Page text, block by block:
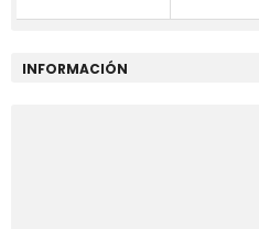
INFORMACIÓN